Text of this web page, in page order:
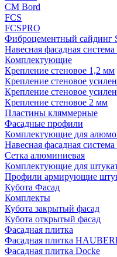
CM Bord
FCS
FCSPRO
Фиброцементный сайдинг
Навесная фасадная
Комплектующие
Крепление стеновое 1,2 мм
Крепление стеновое
Крепление стеновое
Крепление стеновое 2 мм
Пластины кляммерные
Фасадные профили
Комплектующие для
Навесная фасадная
Сетка алюминиевая
Комплектующие для
Профили армирующие
Кубота Фасад
Комплекты
Кубота закрытый фасад
Кубота открытый фасад
Фасадная плитка
Фасадная плитка
Фасадная плитка Docke